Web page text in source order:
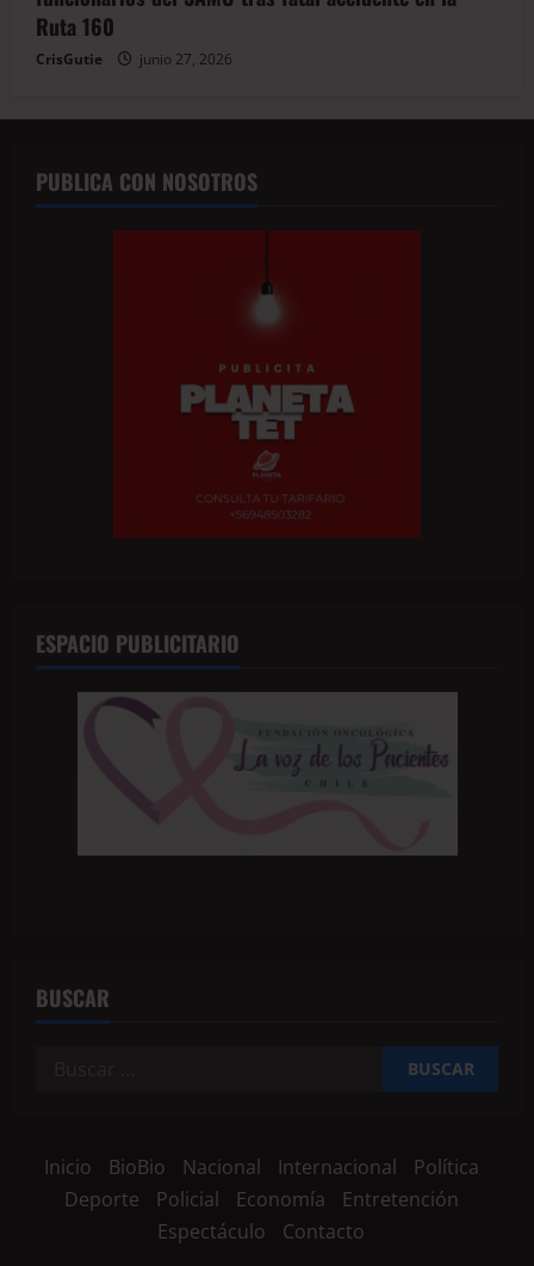
Ruta 160
CrisGutie junio 27, 2026
PUBLICA CON NOSOTROS
ESPACIO PUBLICITARIO
BUSCAR
Inicio BioBio Nacional Internacional
Política
Deporte
Policial Economía
Entretención
Espectáculo
Contacto